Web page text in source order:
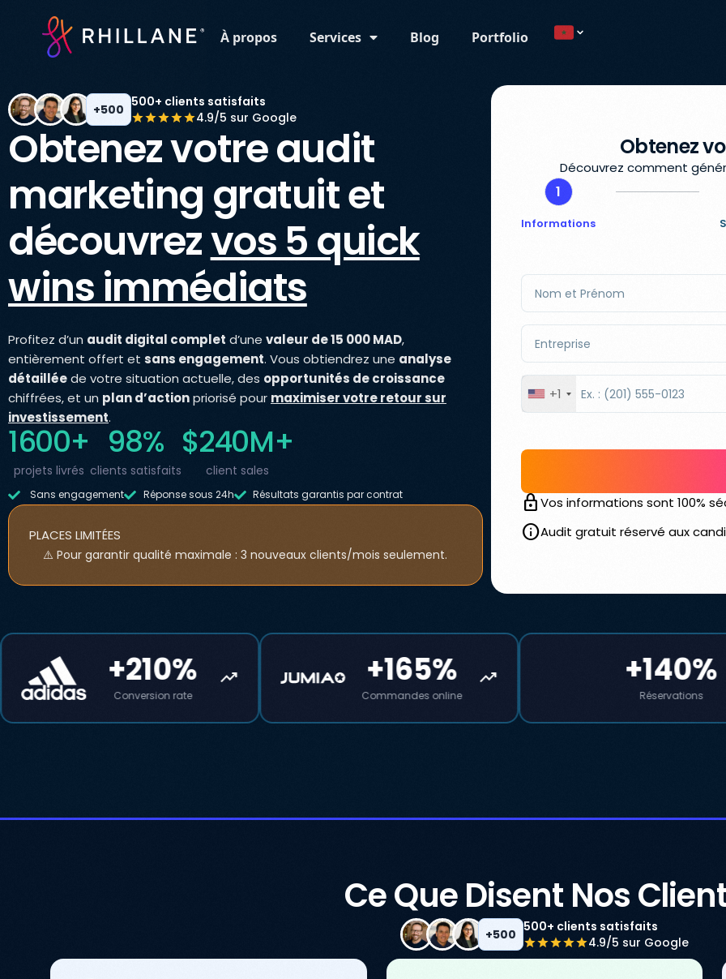
Current country
À propos Services Blog Portfolio
+500 500+ clients satisfaits
4.9/5 sur Google
Obtenez votre audit
marketing gratuit et
découvrezvos 5 quick
wins immédiats
Profitez d’un audit digital complet d’une valeur de 15 000 MAD,
entièrement offert et sans engagement. Vous obtiendrez une analyse
détailléede votre situation actuelle, des opportunités de croissance
chiffrées, et un plan d’actionpriorisé pour maximiser votre retour sur
investissement.
projets livrés
1600+
clients satisfaits
98%
client sales
$240M+
Sans engagement Réponse sous 24h Résultats garantis par contrat
PLACES LIMITÉES
⚠️ Pour garantir qualité maximale : 3 nouveaux clients/mois seulement.
Obtenez
Découvrez comment
1
Informations
+1
lockVos informations sont 100%
infoAudit gratuit réservé aux
+210%
Conversion rate
trending_up +165%
Commandes online
trending_up trending_up
Ce Que Disent Nos
+500 500+ clients satisfaits
4.9/5 sur Google